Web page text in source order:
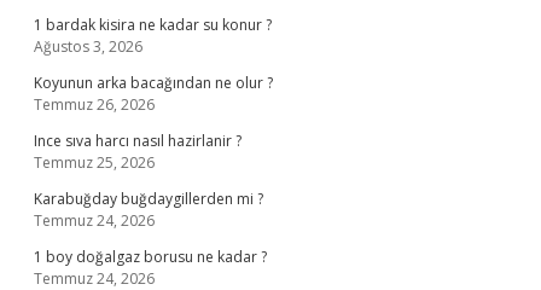
1 bardak kisira ne kadar su konur ?
Ağustos 3, 2026
Koyunun arka bacağından ne olur ?
Temmuz 26, 2026
Ince sıva harcı nasıl hazirlanir ?
Temmuz 25, 2026
Karabuğday buğdaygillerden mi ?
Temmuz 24, 2026
1 boy doğalgaz borusu ne kadar ?
Temmuz 24, 2026